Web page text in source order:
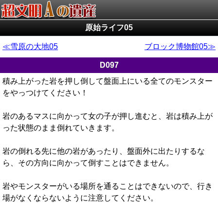
原始ライフ05
雪原の大地05 ブロック博物館05
D097
積み上がった岩を押し倒して盤面上にいる全てのモンスター
をやっつけてください！
岩のあるマスに向かって女の子が押し進むと、岩は積み上が
った状態のまま倒れていきます。
岩の倒れる先に他の岩があったり、盤面外に出たりするな
ら、その方向に向かって倒すことはできません。
岩やモンスターがいる場所を通ることはできないので、行き
場がなくならないように注意してください。